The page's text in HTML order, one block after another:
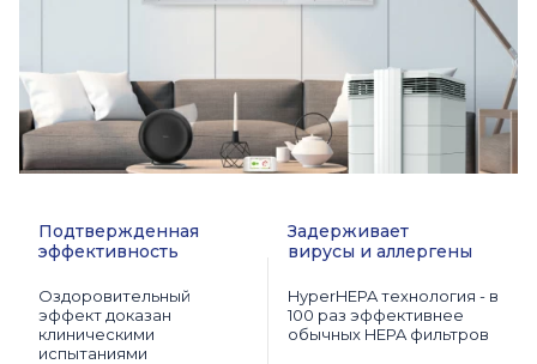
Подтвержденная
эффективность
Оздоровительный
эффект доказан
клиническими
испытаниями
Задерживает
вирусы и аллергены
HyperHEPA технология - в
100 раз эффективнее
обычных HEPA фильтров